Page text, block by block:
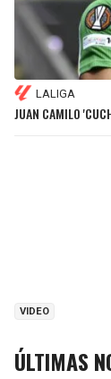
LALIGA
JUAN CAMILO
VIDEO
ÚLTIMAS